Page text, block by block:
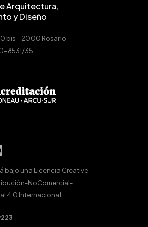
Arquitectura,
y Diseño
bis – 2000 Rosario
8531/35
bajo una Licencia Creative
NoComercial-
4.0 Internacional.